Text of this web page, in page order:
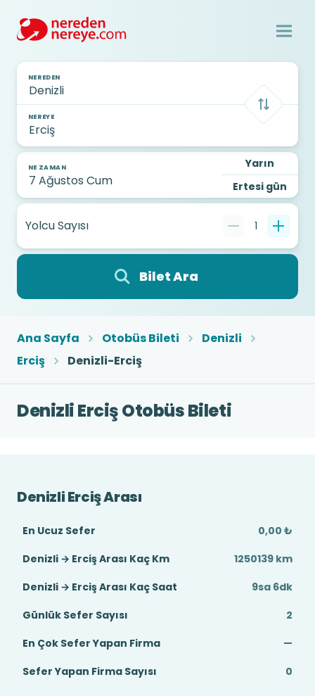
NEREDEN
NEREYE
NE ZAMAN
Yarın
Ertesi gün
Yolcu Sayısı 1
Bilet Ara
Ana Sayfa Otobüs Bileti
Denizli
Erciş
Denizli-Erciş
Denizli Erciş Otobüs Bileti
Denizli Erciş Arası
En Ucuz Sefer
0,00 ₺
Denizli → Erciş Arası Kaç Km
1250139 km
Denizli → Erciş Arası Kaç Saat
9sa 6dk
Günlük Sefer Sayısı
2
En Çok Sefer Yapan Firma
—
Sefer Yapan Firma Sayısı
0